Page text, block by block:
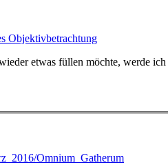
Objektivbetrachtung
etwas füllen möchte, werde
Omnium_Gatherum